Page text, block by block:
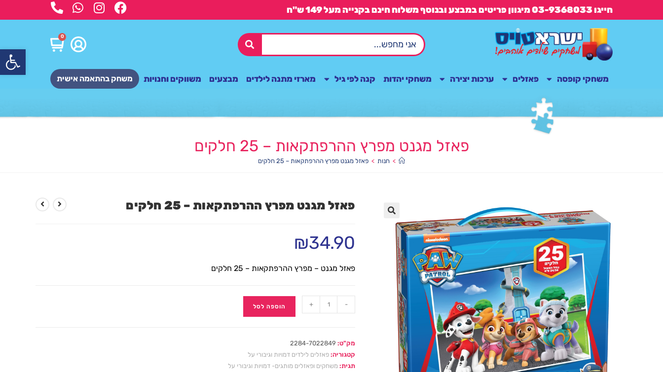
חייגו 03-9368033 מיגוון פריטים במבצע ובנוסף משלוח חינם בקנייה מעל 149 ש"ח
0
משחקי קופסה פאזלים ערכות יצירה משחקי יהדות קנה לפי גיל מארזי מתנה לילדים מבצעים משווקים וחנויות משחק בהתאמה אישית
פאזל מגנט מפרץ ההרפתקאות – 25 חלקים
> חנות > פאזל מגנט מפרץ ההרפתקאות – 25 חלקים
פאזל מגנט מפרץ ההרפתקאות – 25 חלקים
₪34.90
פאזל מגנט – מפרץ ההרפתקאות – 25 חלקים
-
+ הוספה לסל
מק"ט: 2284-7022849
קטגוריה: פאזלים לילדים דמויות וגיבורי על
תגית: משחקים ופאזלים מותגים- דמויות וגיבורי על